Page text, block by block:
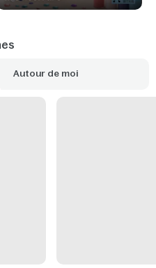
Autour de moi